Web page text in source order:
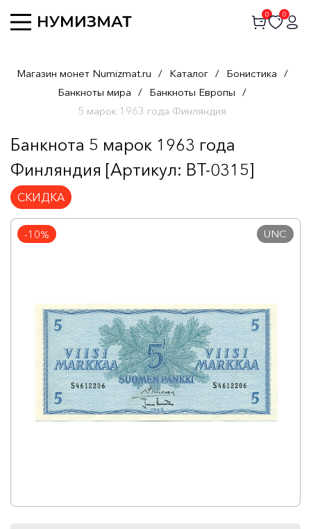
0 0
Магазин монет Numizmat.ru / Каталог / Бонистика /
Банкноты мира / Банкноты Европы /
5 марок 1963 года Финляндия
Банкнота 5 марок 1963 года
Финляндия [Артикул: BT-0315]
СКИДКА
-10% UNC